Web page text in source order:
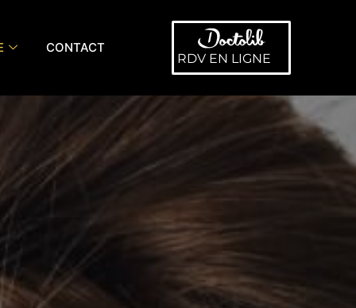
CONTACT
RDV EN LIGNE